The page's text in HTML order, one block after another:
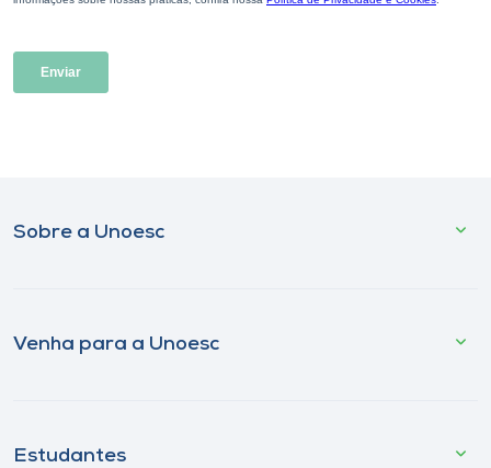
Sobre a Unoesc
Venha para a Unoesc
Estudantes